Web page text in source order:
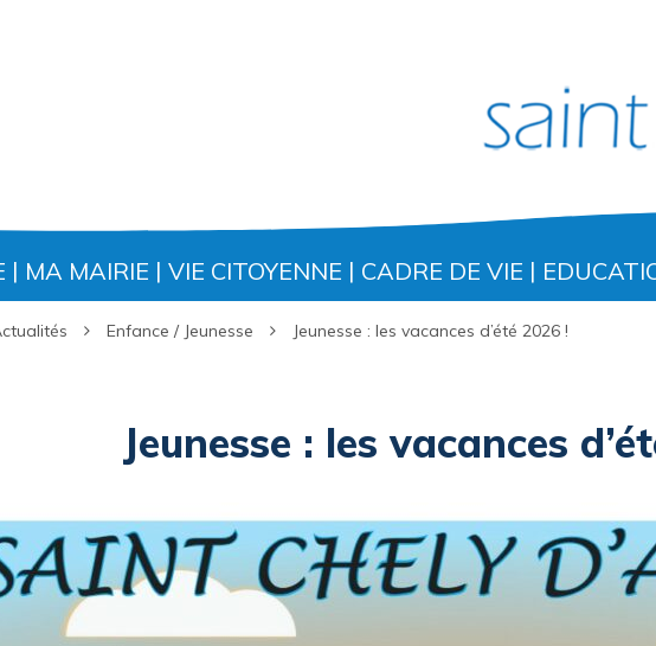
MA MAIRIE VIE CITOYENNE CADRE DE VIE
Enfance / Jeunesse Jeunesse : les vacances d’été 2026 !
Jeunesse : les vacances